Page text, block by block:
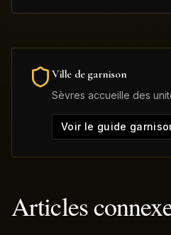
Ville de garnison
Sèvres accueille des
Voir le guide
Articles